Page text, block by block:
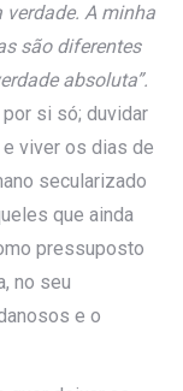
verdade. A minha
são diferentes
absoluta”.
si só; duvidar
viver os dias de
secularizado
que ainda
pressuposto
no seu
e o